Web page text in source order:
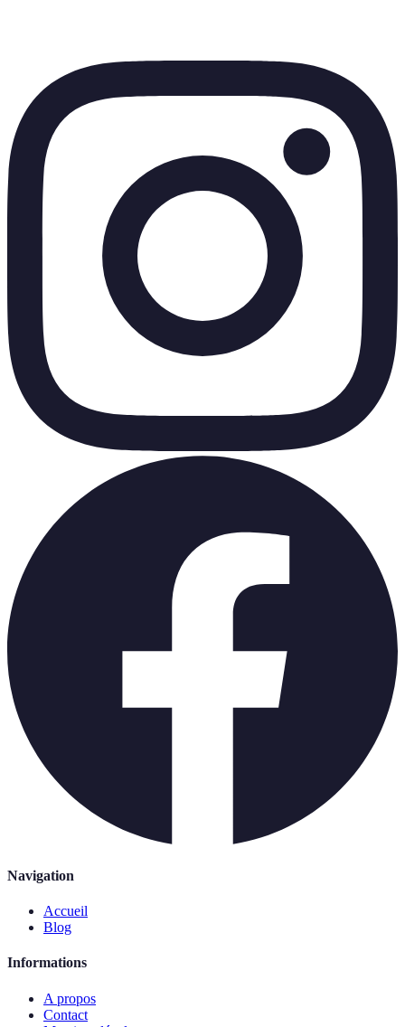
Navigation
Accueil
Blog
Informations
A propos
Contact